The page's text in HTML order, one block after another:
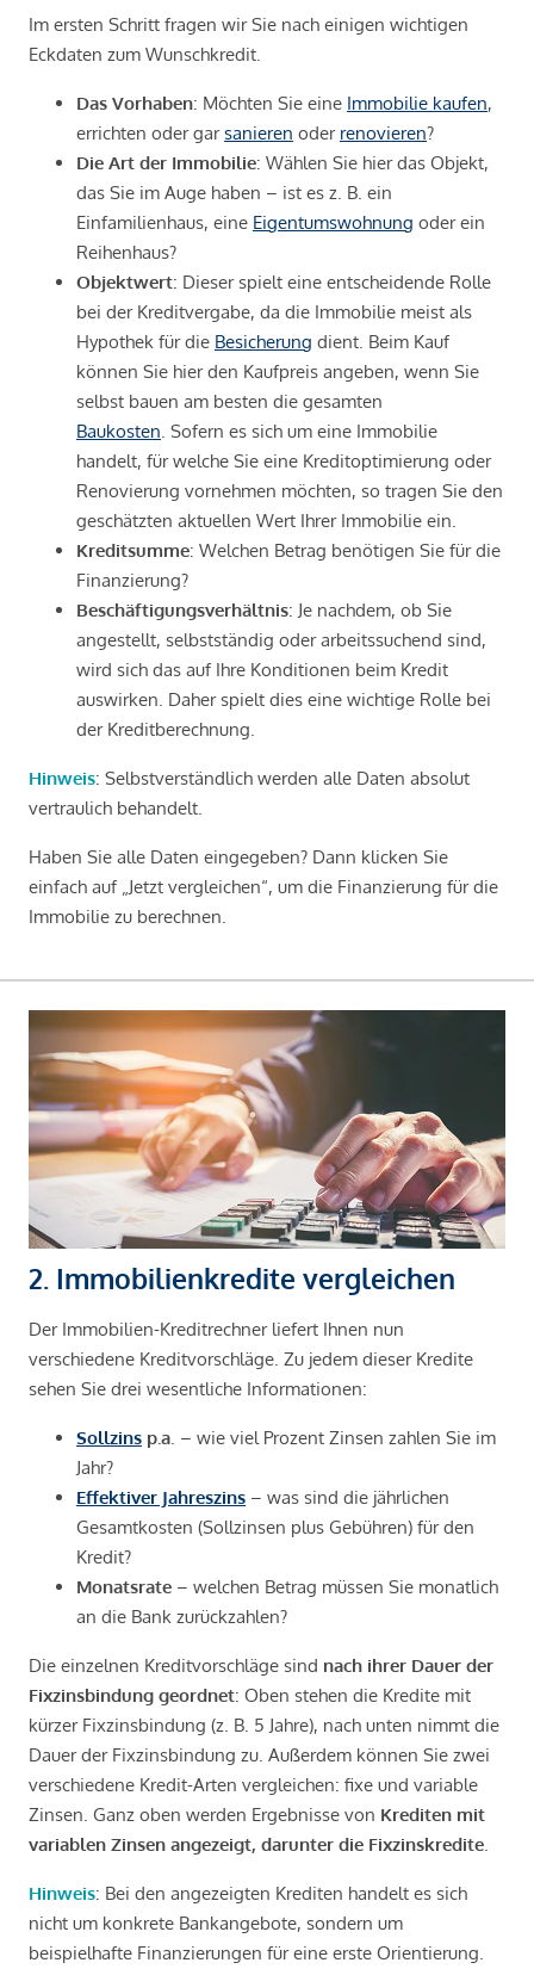
Im ersten Schritt fragen wir Sie nach einigen wichtigen
Eckdaten zum Wunschkredit.
Das Vorhaben: Möchten Sie eine Immobilie kaufen,
errichten oder garsanieren oder renovieren?
Die Art der Immobilie: Wählen Sie hier das Objekt,
das Sie im Auge haben – ist es z. B. ein
Einfamilienhaus, eine Eigentumswohnung oder ein
Reihenhaus?
Objektwert: Dieser spielt eine entscheidende Rolle
bei der Kreditvergabe, da die Immobilie meist als
Hypothek für die Besicherung dient. Beim Kauf
können Sie hier den Kaufpreis angeben, wenn Sie
selbst bauen am besten die gesamten
Baukosten . Sofern es sich um eine Immobilie
handelt, für welche Sie eine Kreditoptimierung oder
Renovierung vornehmen möchten, so tragen Sie den
geschätzten aktuellen Wert Ihrer Immobilie ein.
Kreditsumme: Welchen Betrag benötigen Sie für die
Finanzierung?
Beschäftigungsverhältnis: Je nachdem, ob Sie
angestellt, selbstständig oder arbeitssuchend sind,
wird sich das auf Ihre Konditionen beim Kredit
auswirken. Daher spielt dies eine wichtige Rolle bei
der Kreditberechnung.
Hinweis: Selbstverständlich werden alle Daten absolut
vertraulich behandelt.
Haben Sie alle Daten eingegeben? Dann klicken Sie
einfach auf „Jetzt vergleichen“, um die Finanzierung für die
Immobilie zu berechnen.
2. Immobilienkredite vergleichen
Der Immobilien-Kreditrechner liefert Ihnen nun
verschiedene Kreditvorschläge. Zu jedem dieser Kredite
sehen Sie drei wesentliche Informationen:
Sollzins p.a . – wie viel Prozent Zinsen zahlen Sie im
Jahr?
Effektiver Jahreszins – was sind die jährlichen
Gesamtkosten (Sollzinsen plus Gebühren) für den
Kredit?
Monatsrate – welchen Betrag müssen Sie monatlich
an die Bank zurückzahlen?
Die einzelnen Kreditvorschläge sind nach ihrer Dauer der
Fixzinsbindung geordnet: Oben stehen die Kredite mit
kürzer Fixzinsbindung (z. B. 5 Jahre), nach unten nimmt die
Dauer der Fixzinsbindung zu. Außerdem können Sie zwei
verschiedene Kredit-Arten vergleichen: fixe und variable
Zinsen. Ganz oben werden Ergebnisse von Krediten mit
variablen Zinsen angezeigt, darunter die Fixzinskredite
Hinweis: Bei den angezeigten Krediten handelt es sich
nicht um konkrete Bankangebote, sondern um
beispielhafte Finanzierungen für eine erste Orientierung.